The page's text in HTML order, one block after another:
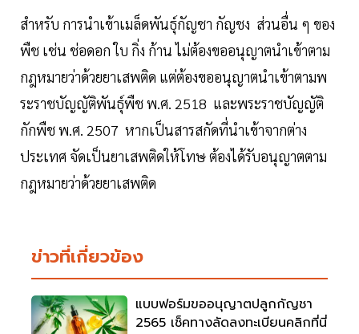
สำหรับ การนำเข้าเมล็ดพันธุ์กัญชา กัญชง ส่วนอื่น ๆ ของ
พืช เช่น ช่อดอก ใบ กิ่ง ก้าน ไม่ต้องขออนุญาตนำเข้าตาม
กฎหมายว่าด้วยยาเสพติด แต่ต้องขออนุญาตนำเข้าตามพ
ระราชบัญญัติพันธุ์พืช พ.ศ. 2518 และพระราชบัญญัติ
กักพืช พ.ศ. 2507 หากเป็นสารสกัดที่นำเข้าจากต่าง
ประเทศ จัดเป็นยาเสพติดให้โทษ ต้องได้รับอนุญาตตาม
กฎหมายว่าด้วยยาเสพติด
ข่าวที่เกี่ยวข้อง
แบบฟอร์มขออนุญาตปลูกกัญชา
2565 เช็คทางลัดลงทะเบียนคลิกที่นี่